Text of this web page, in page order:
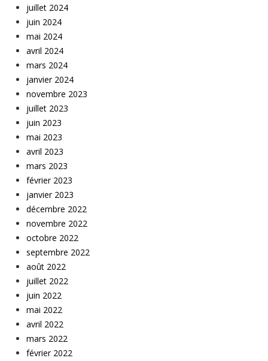
juillet 2024
juin 2024
mai 2024
avril 2024
mars 2024
janvier 2024
novembre 2023
juillet 2023
juin 2023
mai 2023
avril 2023
mars 2023
février 2023
janvier 2023
décembre 2022
novembre 2022
octobre 2022
septembre 2022
août 2022
juillet 2022
juin 2022
mai 2022
avril 2022
mars 2022
février 2022